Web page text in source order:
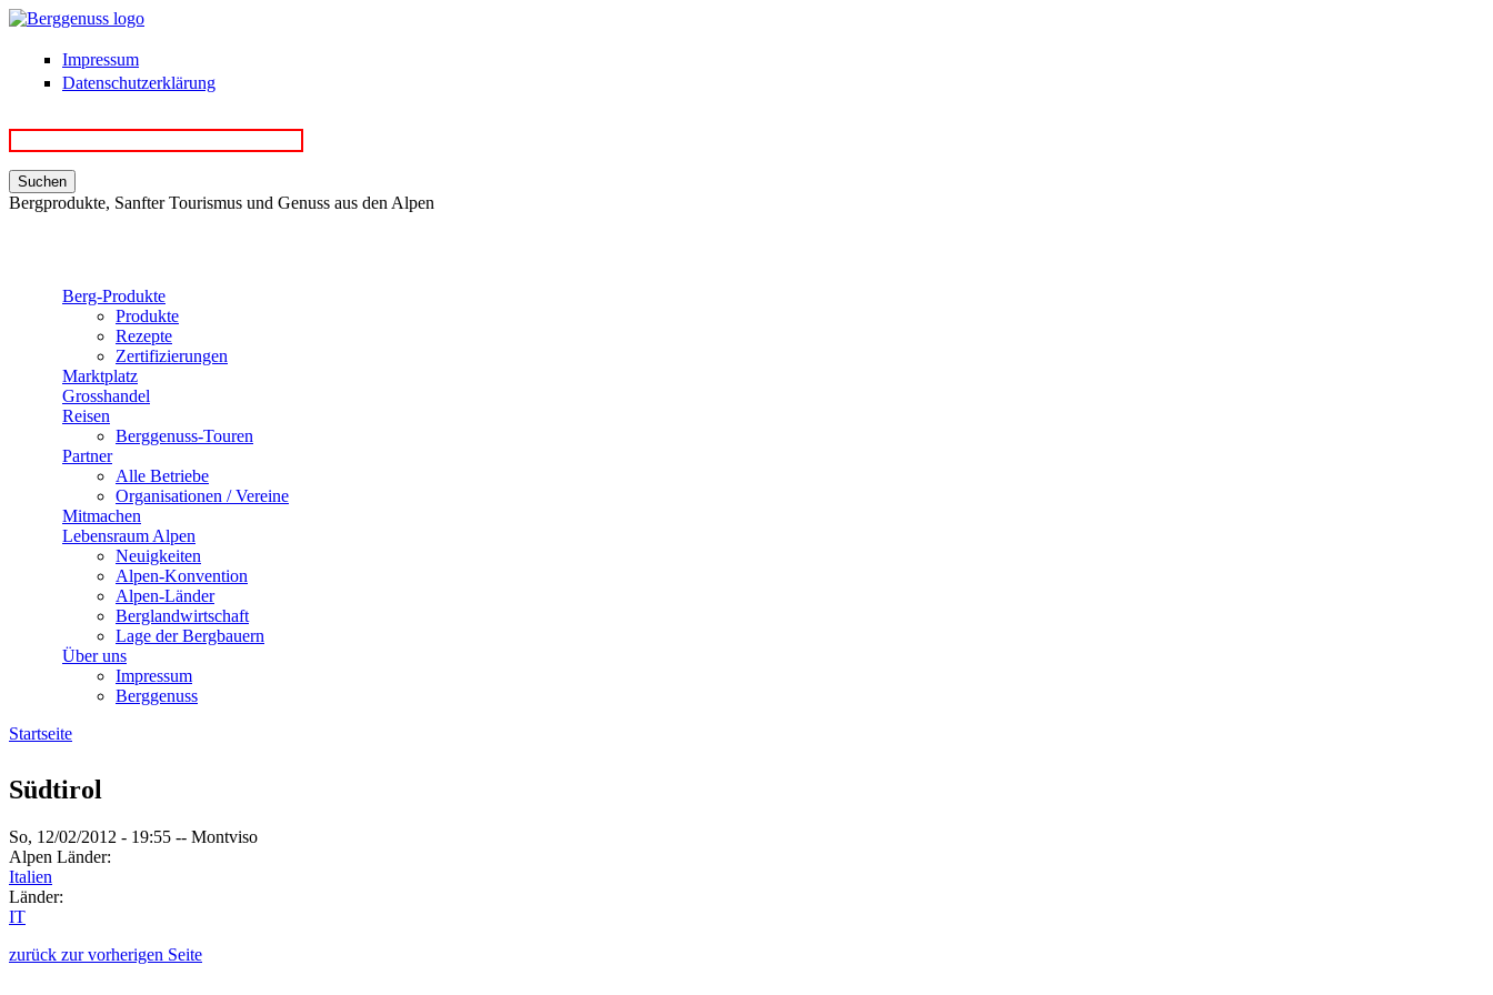
Direkt zum Inhalt
Impressum
Datenschutzerklärung
Bergprodukte, Sanfter Tourismus und Genuss aus den Alpen
Berg-Produkte
Produkte
Rezepte
Zertifizierungen
Marktplatz
Grosshandel
Reisen
Berggenuss-Touren
Partner
Alle Betriebe
Organisationen / Vereine
Mitmachen
Lebensraum Alpen
Neuigkeiten
Alpen-Konvention
Alpen-Länder
Berglandwirtschaft
Lage der Bergbauern
Über uns
Impressum
Berggenuss
Startseite
Südtirol
So, 12/02/2012 - 19:55 -- Montviso
Alpen Länder:
Italien
Länder:
IT
zurück zur vorherigen Seite